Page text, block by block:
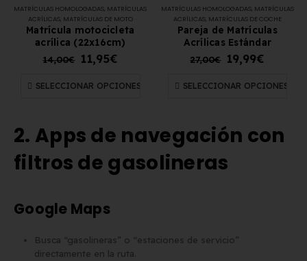
MATRÍCULAS HOMOLOGADAS, MATRÍCULAS
ACRÍLICAS, MATRÍCULAS DE MOTO
Matrícula motocicleta
acrílica (22x16cm)
14,00€ 11,95€
SELECCIONAR OPCIONES
MATRÍCULAS HOMOLOGADAS, MATRÍCULAS
ACRÍLICAS, MATRÍCULAS DE COCHE
Pareja de Matrículas
Acrílicas Estándar
27,00€ 19,99€
SELECCIONAR OPCIONES
2. Apps de navegación con
filtros de gasolineras
Google Maps
Busca “gasolineras” o “estaciones de servicio”
directamente en la ruta.